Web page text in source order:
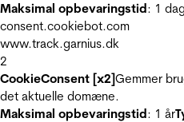
Maksimal opbevaringstid: 1 dag
consent.cookiebot.com
www.track.garnius.dk
2
CookieConsent [x2]Gemmer
det aktuelle domæne.
Maksimal opbevaringstid: 1 år